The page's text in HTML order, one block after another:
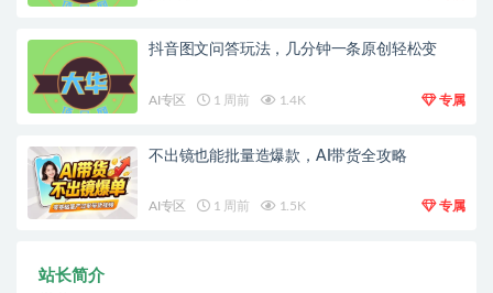
抖音图文问答玩法，几分钟一条原创轻松变
AI专区 1 周前 1.4K 专属
不出镜也能批量造爆款，AI带货全攻略
AI专区 1 周前 1.5K 专属
站长简介